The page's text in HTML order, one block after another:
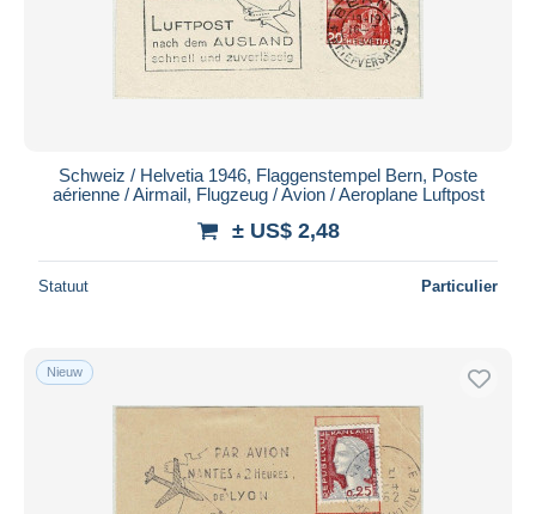
Schweiz / Helvetia 1946, Flaggenstempel Bern, Poste
aérienne / Airmail, Flugzeug / Avion / Aeroplane Luftpost
± US$ 2,48
Statuut Particulier
Nieuw